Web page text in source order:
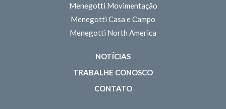
Menegotti Movimentação
Menegotti Casa e Campo
Menegotti North America
NOTÍCIAS
TRABALHE CONOSCO
CONTATO